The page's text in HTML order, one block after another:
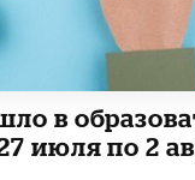
в
июля по 2